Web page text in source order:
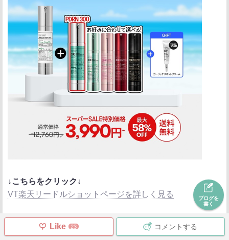
↓こちらをクリック↓
VT楽天リードルショットページを詳しく見る
次に、SNSでバズって大人気の【カプセルクリー
ム】
Like 23 コメントする
ブログを
書く